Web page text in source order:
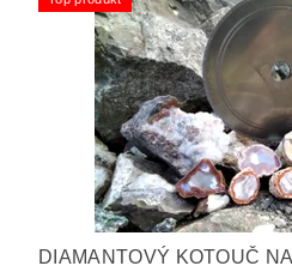
DIAMANTOVÝ KOTOUČ